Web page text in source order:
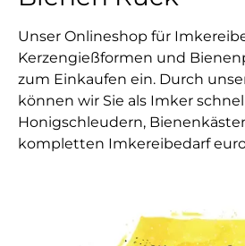
Unser Onlineshop für
Kerzengießformen und
zum Einkaufen ein. Durch
können wir Sie als Imker
Honigschleudern,
kompletten Imkereibedarf